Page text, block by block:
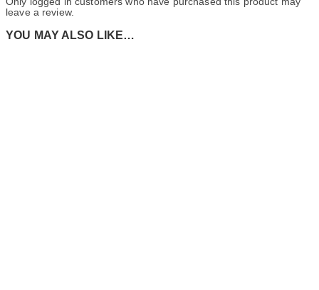
leave a review.
YOU MAY ALSO LIKE…